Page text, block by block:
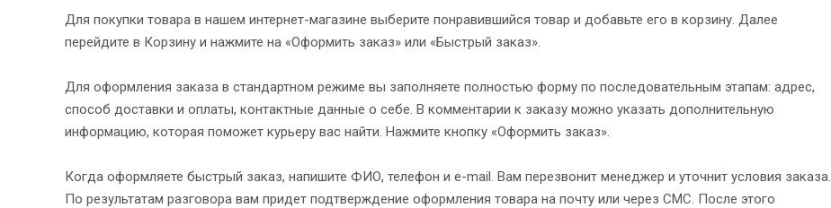
Для покупки товара в нашем интернет-магазине выберите понравившийся товар и добавьте его в корзину. Далее
перейдите в Корзину и нажмите на «Оформить заказ» или «Быстрый заказ».
Для оформления заказа в стандартном режиме вы заполняете полностью форму по последовательным этапам: адрес,
способ доставки и оплаты, контактные данные о себе. В комментарии к заказу можно указать дополнительную
информацию, которая поможет курьеру вас найти. Нажмите кнопку «Оформить заказ».
Когда оформляете быстрый заказ, напишите ФИО, телефон и e-mail. Вам перезвонит менеджер и уточнит условия заказа.
По результатам разговора вам придет подтверждение оформления товара на почту или через СМС. После этого